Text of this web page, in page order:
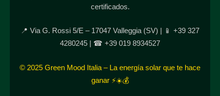
certificados.
📍 Via G. Rossi 5/E – 17047 Valleggia (SV) | 📱 +39 327
4280245 | ☎ +39 019 8934527
© 2025 Green Mood Italia – La energía solar que te hace
ganar ⚡☀️💰